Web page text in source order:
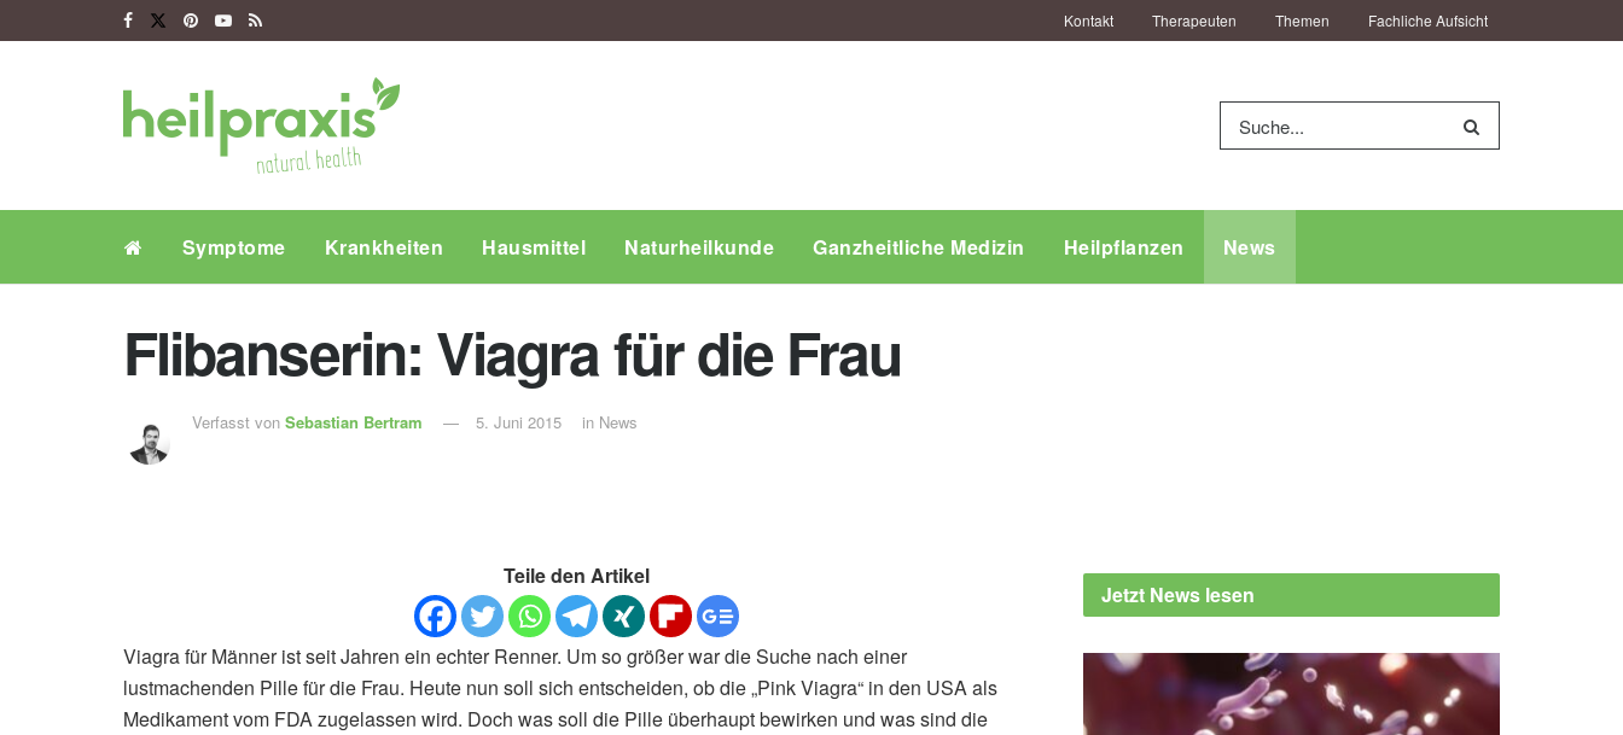
Kontakt Therapeuten Themen Fachliche Aufsicht
Symptome Krankheiten Hausmittel Naturheilkunde Ganzheitliche Medizin Heilpflanzen News
Flibanserin: Viagra für die Frau
Verfasst von Sebastian Bertram 5. Juni 2015 in News
Teile den Artikel
Viagra für Männer ist seit Jahren ein echter Renner. Um so größer war die Suche nach einer
lustmachenden Pille für die Frau. Heute nun soll sich entscheiden, ob die „Pink Viagra“ in den USA als
Medikament vom FDA zugelassen wird. Doch was soll die Pille überhaupt bewirken und was sind die
Jetzt News lesen